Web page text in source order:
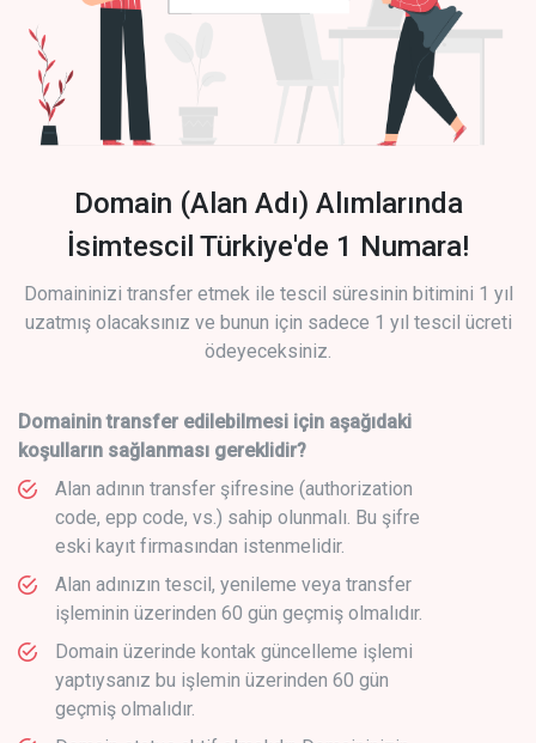
Domain (Alan Adı) Alımlarında
İsimtescil Türkiye'de 1 Numara!
Domaininizi transfer etmek ile tescil süresinin bitimini 1 yıl
uzatmış olacaksınız ve bunun için sadece 1 yıl tescil ücreti
ödeyeceksiniz.
Domainin transfer edilebilmesi için aşağıdaki
koşulların sağlanması gereklidir?
Alan adının transfer şifresine (authorization
code, epp code, vs.) sahip olunmalı. Bu şifre
eski kayıt firmasından istenmelidir.
Alan adınızın tescil, yenileme veya transfer
işleminin üzerinden 60 gün geçmiş olmalıdır.
Domain üzerinde kontak güncelleme işlemi
yaptıysanız bu işlemin üzerinden 60 gün
geçmiş olmalıdır.